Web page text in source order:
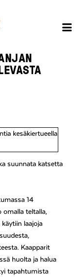
suunnata katsetta
14
omalla teltalla,
laajoja
Kaapparit
huolta ja halua
tapahtumista